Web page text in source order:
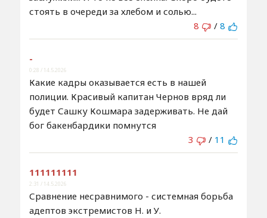
стоять в очереди за хлебом и солью...
8
/ 8
-
0:28 / 14.5.2026
Какие кадры оказывается есть в нашей
полиции. Красивый капитан Чернов вряд ли
будет Сашку Кошмара задерживать. Не дай
бог бакенбардики помнутся
3
/ 11
111111111
2:31 / 14.5.2026
Сравнение несравнимого - системная борьба
адептов экстремистов Н. и У.